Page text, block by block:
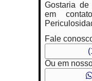
Gostaria
em
Fale
Ou em